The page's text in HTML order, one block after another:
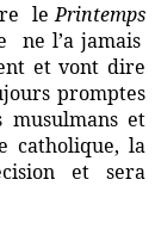
lePrintemps
ne l’a jamais
et vont dire
promptes
et
catholique, la
et sera